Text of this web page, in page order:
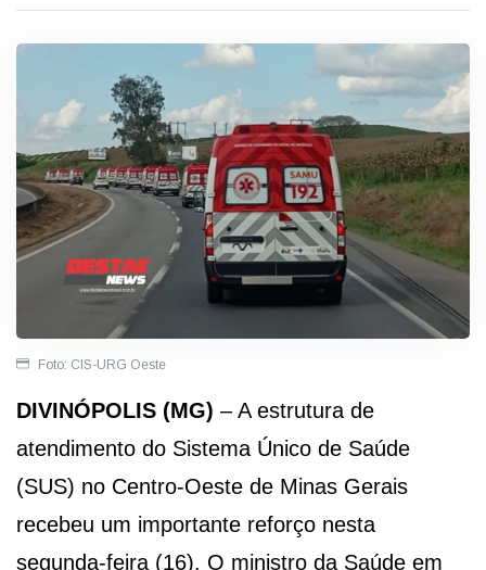
Foto: CIS-URG Oeste
DIVINÓPOLIS (MG) – A estrutura de
atendimento do Sistema Único de Saúde
(SUS) no Centro-Oeste de Minas Gerais
recebeu um importante reforço nesta
segunda-feira (16). O ministro da Saúde em